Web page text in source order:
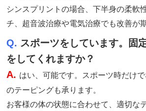
シンスプリントの場合、下半身の柔軟
チ、超音波治療や電気治療でも改善が
Q. スポーツをしています。固
をしてくれますか？
A. はい、可能です。スポーツ時だけ
のテーピングも承ります。
お客様の体の状態に合わせて、適切な